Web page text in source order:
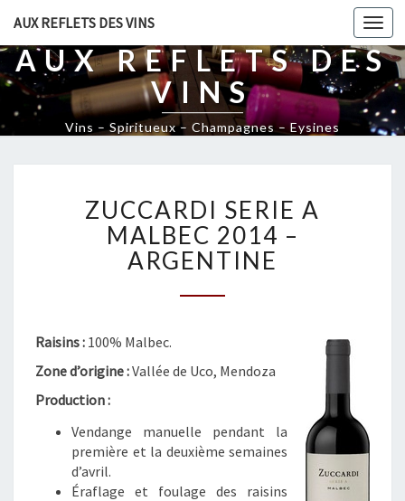
AUX REFLETS DES VINS
AUX REFLETS DES
VINS
Vins – Spiritueux – Champagnes – Eysines
U
C
C
A
E
A
A
ZUCCARDI SERIE A
MALBEC 2014 –
ARGENTINE
Raisins : 100% Malbec.
Zone d’origine :Vallée de Uco, Mendoza
Production :
Vendange manuelle pendant la
première et la deuxième semaines
d’avril.
Éraflage et foulage des raisins